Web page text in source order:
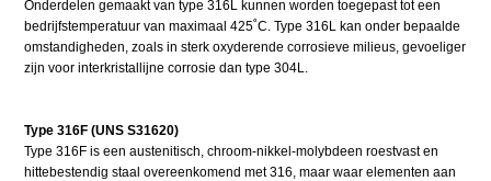
Onderdelen gemaakt van type 316L kunnen worden toegepast tot een
bedrijfstemperatuur van maximaal 425˚C. Type 316L kan onder bepaalde
omstandigheden, zoals in sterk oxyderende corrosieve milieus, gevoeliger
zijn voor interkristallijne corrosie dan type 304L.
Type 316F (UNS S31620)
Type 316F is een austenitisch, chroom-nikkel-molybdeen roestvast en
hittebestendig staal overeenkomend met 316, maar waar elementen aan